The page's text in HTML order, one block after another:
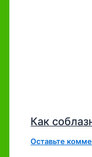
Как
Оставьте